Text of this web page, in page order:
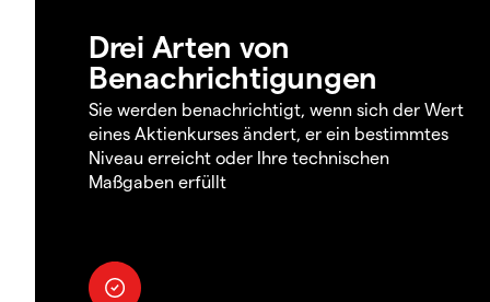
Drei Arten von
Benachrichtigungen
Sie werden benachrichtigt, wenn sich der Wert
eines Aktienkurses ändert, er ein bestimmtes
Niveau erreicht oder Ihre technischen
Maßgaben erfüllt